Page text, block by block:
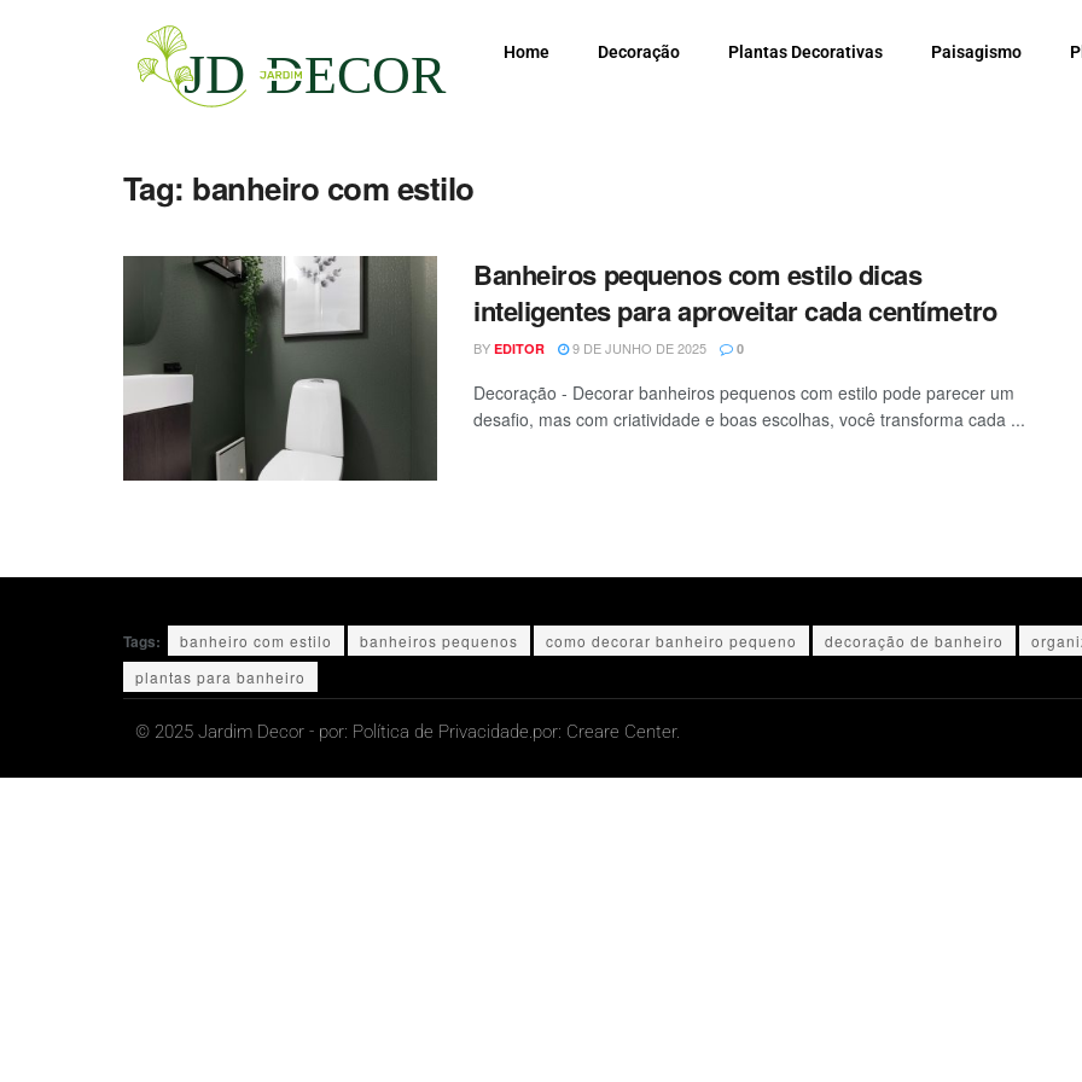
Home Decoração Plantas Decorativas Paisagismo
Tag: banheiro com estilo
Banheiros pequenos com estilo dicas
inteligentes para aproveitar cada centímetro
BY EDITOR 9 DE JUNHO DE 2025 0
Decoração - Decorar banheiros pequenos com estilo pode parecer um
desafio, mas com criatividade e boas escolhas, você transforma cada ...
Tags: banheiro com estilo banheiros pequenos como decorar banheiro pequeno decoração de banheiro
plantas para banheiro
© 2025 Jardim Decor - por: Política de Privacidade.por: Creare Center.